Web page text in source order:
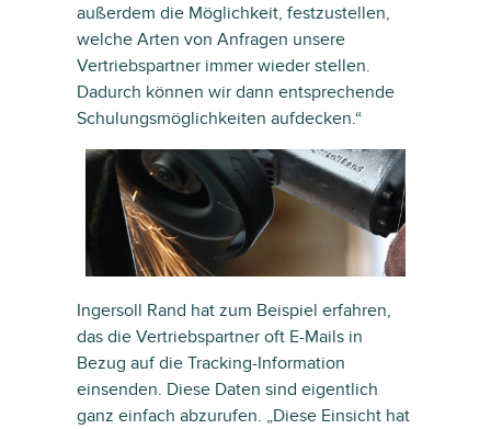
außerdem die Möglichkeit, festzustellen,
welche Arten von Anfragen unsere
Vertriebspartner immer wieder stellen.
Dadurch können wir dann entsprechende
Schulungsmöglichkeiten aufdecken.“
Ingersoll Rand hat zum Beispiel erfahren,
das die Vertriebspartner oft E-Mails in
Bezug auf die Tracking-Information
einsenden. Diese Daten sind eigentlich
ganz einfach abzurufen. „Diese Einsicht hat